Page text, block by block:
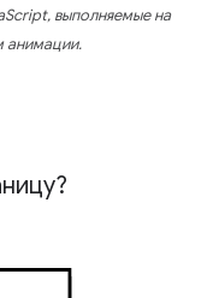
выполняемые на
анимации.